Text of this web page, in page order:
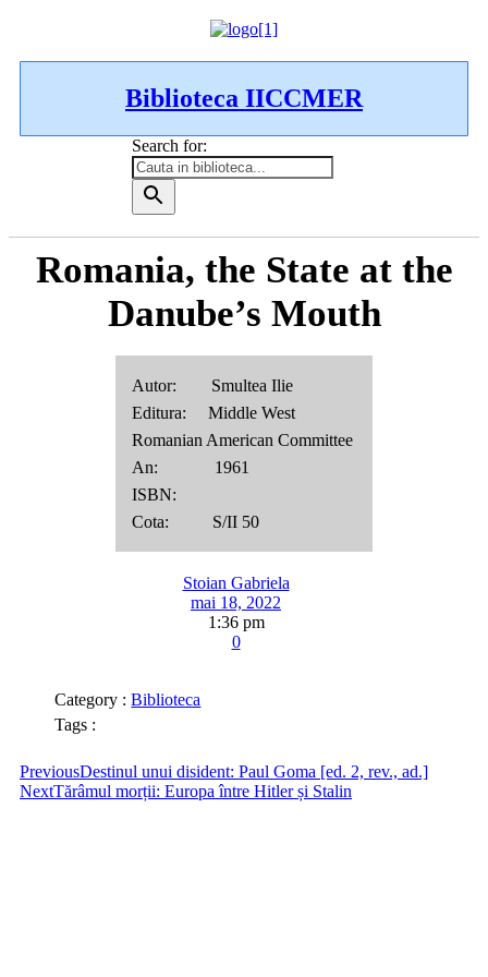
Biblioteca IICCMER
Search for:
Romania, the State at the
Danube’s Mouth
Autor: Smultea Ilie
Editura: Middle West
Romanian American Committee
An: 1961
ISBN:
Cota: S/II 50
Stoian Gabriela
mai 18, 2022
1:36 pm
0
Category : Biblioteca
Tags :
PreviousDestinul unui disident: Paul Goma [ed. 2, rev., ad.]
NextTărâmul morții: Europa între Hitler și Stalin